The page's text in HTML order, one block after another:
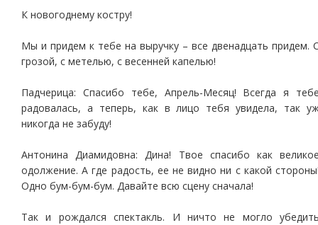
К новогоднему костру!
Мы и придем к тебе на выручку – все двенадцать придем.
грозой, с метелью, с весенней капелью!
Падчерица: Спасибо тебе, Апрель-Месяц! Всегда я
радовалась, а теперь, как в лицо тебя увидела, так
никогда не забуду!
Антонина Диамидовна: Дина! Твое спасибо как
одолжение. А где радость, ее не видно ни с какой
Одно бум-бум-бум. Давайте всю сцену сначала!
Так и рождался спектакль. И ничто не могло